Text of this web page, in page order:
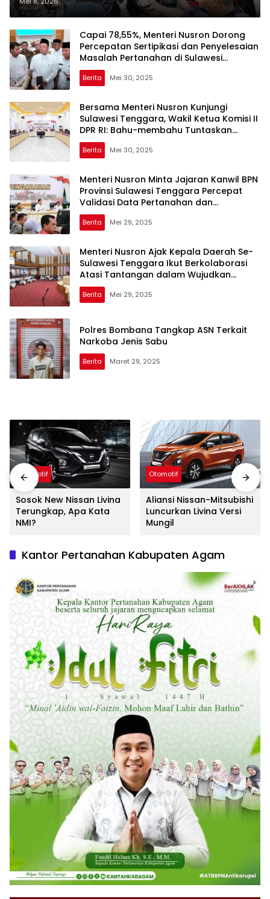
Peningkatan Kualitas Layanan
PertanahanCapai 78,55%, Menteri Nusron Dorong
Percepatan Sertipikasi dan Penyelesaian
Masalah Pertanahan di Sulawesi
Tenggara
Berita Mei 30, 2025
Bersama Menteri Nusron Kunjungi
Sulawesi Tenggara, Wakil Ketua Komisi II
DPR RI: Bahu-membahu Tuntaskan
Masalah Pertanahan
Berita Mei 30, 2025
Menteri Nusron Minta Jajaran Kanwil BPN
Provinsi Sulawesi Tenggara Percepat
Validasi Data Pertanahan dan
Meningkatkan Kualitas Layanan
Berita Mei 29, 2025
Menteri Nusron Ajak Kepala Daerah Se-
Sulawesi Tenggara Ikut Berkolaborasi
Atasi Tantangan dalam Wujudkan
Administrasi Pertanahan Modern
Berita Mei 29, 2025
Polres Bombana Tangkap ASN Terkait
Narkoba Jenis Sabu
Berita Maret 29, 2025
Otomotif
Sosok New Nissan Livina
Terungkap, Apa Kata
NMI?
Otomotif
Aliansi Nissan-Mitsubishi
Luncurkan Livina Versi
Mungil
Kantor Pertanahan Kabupaten Agam